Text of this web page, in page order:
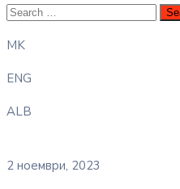
MK
ENG
ALB
2 ноември, 2023